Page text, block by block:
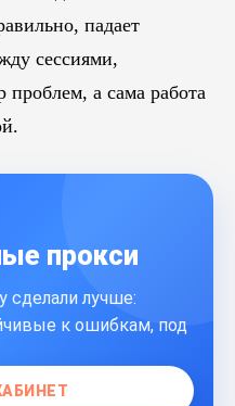
падает
сессиями,
проблем, а сама работа
прокси
сделали лучше:
к ошибкам, под